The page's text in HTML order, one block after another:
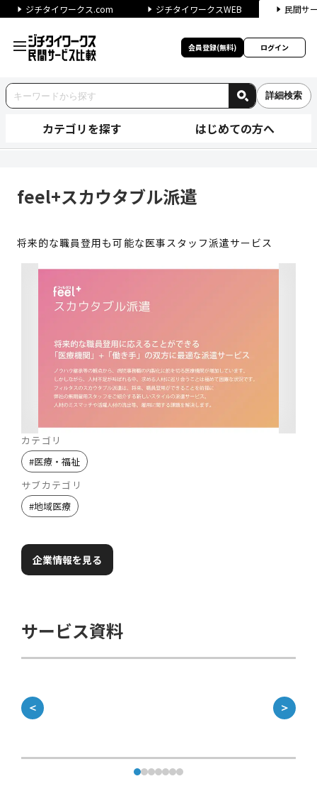
ジチタイワークス.com ジチタイワークスWEB 民間サ
会員登録(無料) ログイン
詳細検索
カテゴリを探す はじめての方へ
feel+スカウタブル派遣
将来的な職員登用も可能な医事スタッフ派遣サービス
カテゴリ
#医療・福祉
サブカテゴリ
#地域医療
企業情報を見る
サービス資料
＜ ＞